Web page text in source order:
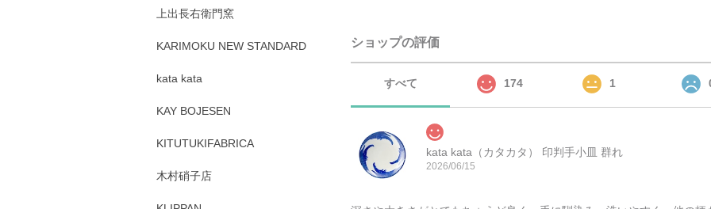
ショップの評価
すべて 174 1
kata kata（カタカタ） 印判手小皿 群れ
2026/06/15
上出長右衛門窯
KARIMOKU NEW STANDARD
kata kata
KAY BOJESEN
KITUTUKIFABRICA
木村硝子店